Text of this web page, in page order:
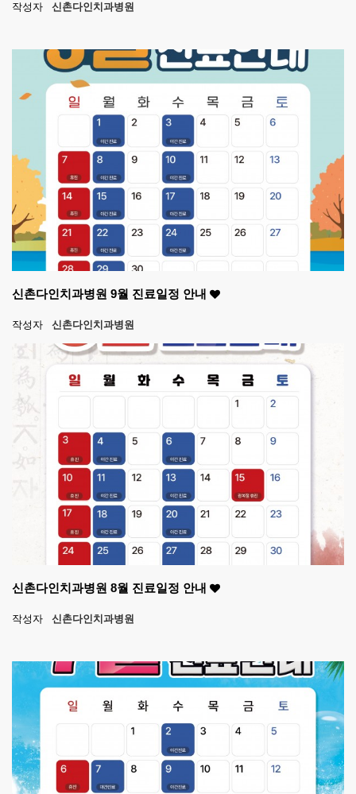
작성자 신촌다인치과병원
신촌다인치과병원 9월 진료일정 안내
작성자 신촌다인치과병원
신촌다인치과병원 8월 진료일정 안내
작성자 신촌다인치과병원